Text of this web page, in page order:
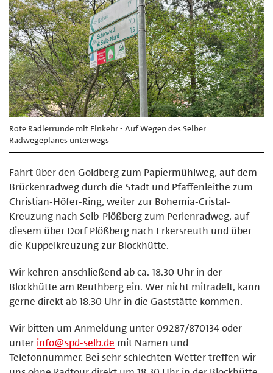
Rote Radlerrunde mit Einkehr - Auf Wegen des Selber
Radwegeplanes unterwegs
Fahrt über den Goldberg zum Papiermühlweg, auf dem
Brückenradweg durch die Stadt und Pfaffenleithe zum
Christian-Höfer-Ring, weiter zur Bohemia-Cristal-
Kreuzung nach Selb-Plößberg zum Perlenradweg, auf
diesem über Dorf Plößberg nach Erkersreuth und über
die Kuppelkreuzung zur Blockhütte.
Wir kehren anschließend ab ca. 18.30 Uhr in der
Blockhütte am Reuthberg ein. Wer nicht mitradelt, kann
gerne direkt ab 18.30 Uhr in die Gaststätte kommen.
Wir bitten um Anmeldung unter 09287/870134 oder
unter info@spd-selb.de mit Namen und
Telefonnummer. Bei sehr schlechten Wetter treffen wir